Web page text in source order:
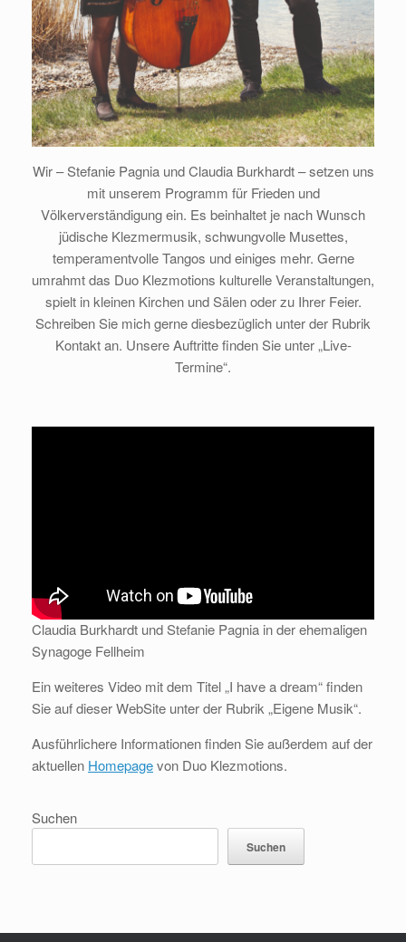
Wir – Stefanie Pagnia und Claudia Burkhardt – setzen uns
mit unserem Programm für Frieden und
Völkerverständigung ein. Es beinhaltet je nach Wunsch
jüdische Klezmermusik, schwungvolle Musettes,
temperamentvolle Tangos und einiges mehr. Gerne
umrahmt das Duo Klezmotions kulturelle Veranstaltungen,
spielt in kleinen Kirchen und Sälen oder zu Ihrer Feier.
Schreiben Sie mich gerne diesbezüglich unter der Rubrik
Kontakt an. Unsere Auftritte finden Sie unter „Live-
Termine“.
Claudia Burkhardt und Stefanie Pagnia in der ehemaligen
Synagoge Fellheim
Ein weiteres Video mit dem Titel „I have a dream“ finden
Sie auf dieser WebSite unter der Rubrik „Eigene Musik“.
Ausführlichere Informationen finden Sie außerdem auf der
aktuellen Homepagevon Duo Klezmotions.
Suchen
Suchen